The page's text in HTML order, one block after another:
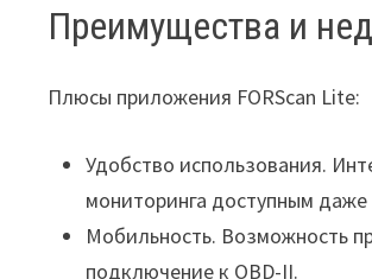
Преимущества и
Плюсы приложения FORScan Lite:
Удобство использования.
мониторинга доступным
Мобильность. Возможность
подключение к OBD-II.